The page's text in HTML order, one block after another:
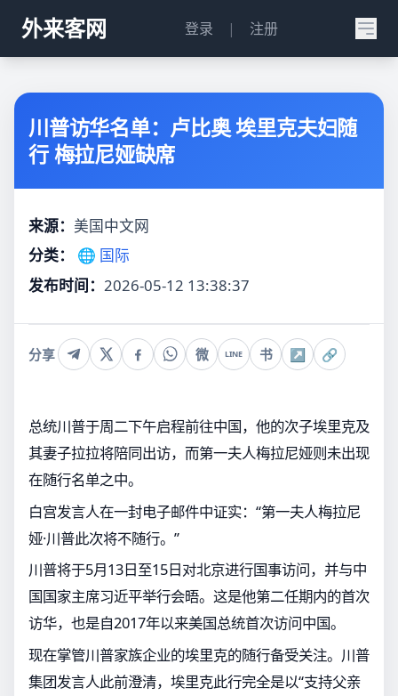
外来客网 登录 | 注册
川普访华名单：卢比奥 埃里克夫妇随
行 梅拉尼娅缺席
来源： 美国中文网
分类：
🌐 国际
发布时间： 2026-05-12 13:38:37
分享 微 LINE 书 ↗ 🔗
总统川普于周二下午启程前往中国，他的次子埃里克及
其妻子拉拉将陪同出访，而第一夫人梅拉尼娅则未出现
在随行名单之中。
白宫发言人在一封电子邮件中证实：“第一夫人梅拉尼
娅·川普此次将不随行。”
川普将于5月13日至15日对北京进行国事访问，并与中
国国家主席习近平举行会晤。这是他第二任期内的首次
访华，也是自2017年以来美国总统首次访问中国。
现在掌管川普家族企业的埃里克的随行备受关注。川普
集团发言人此前澄清，埃里克此行完全是以“支持父亲